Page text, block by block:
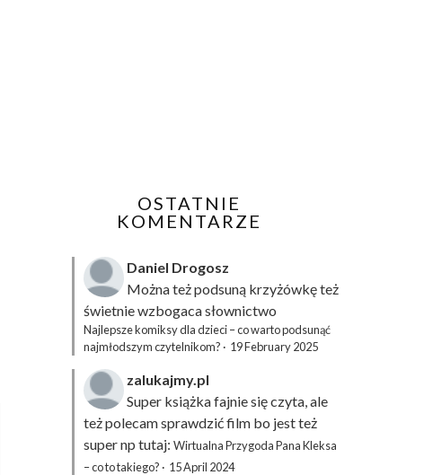
OSTATNIE
KOMENTARZE
Daniel Drogosz
Można też podsuną krzyżówkęteż
świetnie wzbogaca słownictwo
Najlepsze komiksy dla dzieci – co warto podsunąć
najmłodszym czytelnikom? · 19 February 2025
zalukajmy.pl
Super książka fajnie się czyta, ale
też polecam sprawdzić film bo jest też
super np tutaj: Wirtualna Przygoda Pana Kleksa
– co to takiego? · 15 April 2024